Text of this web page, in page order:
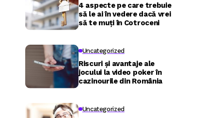
4 aspecte pe care trebuie
să le ai în vedere dacă vrei
să te muți în Cotroceni
Uncategorized
Riscuri și avantaje ale
jocului la video poker în
cazinourile din România
Uncategorized